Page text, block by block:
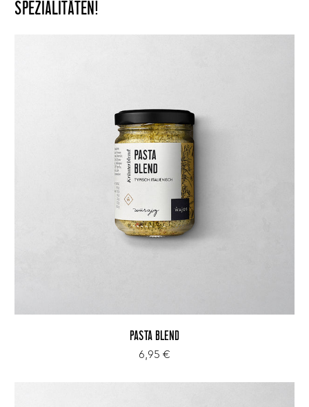
SPEZIALITÄTEN!
PASTA BLEND
6,95 €